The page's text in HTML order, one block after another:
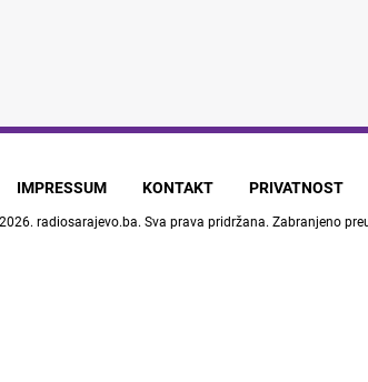
IMPRESSUM KONTAKT PRIVATNOST
radiosarajevo.ba. Sva prava pridržana. Zabranjeno